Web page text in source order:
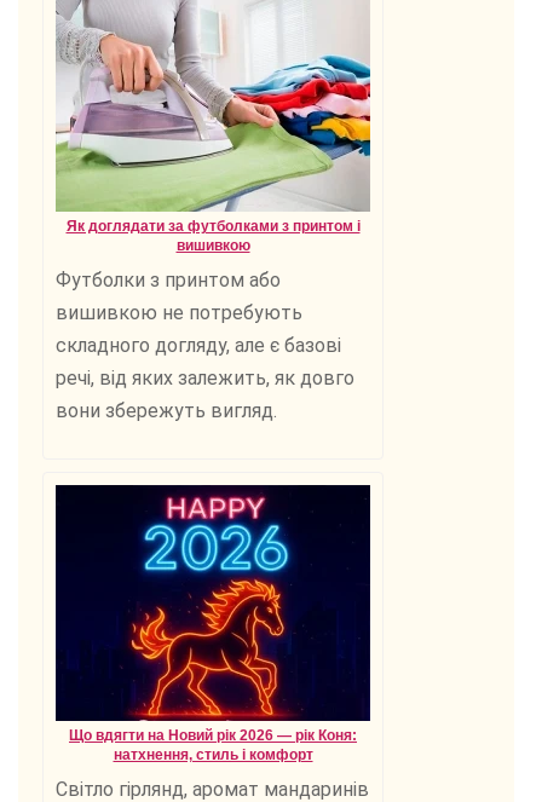
Як доглядати за футболками з принтом і
вишивкою
Футболки з принтом або
вишивкою не потребують
складного догляду, але є базові
речі, від яких залежить, як довго
вони збережуть вигляд.
Що вдягти на Новий рік 2026 — рік Коня:
натхнення, стиль і комфорт
Світло гірлянд, аромат мандаринів